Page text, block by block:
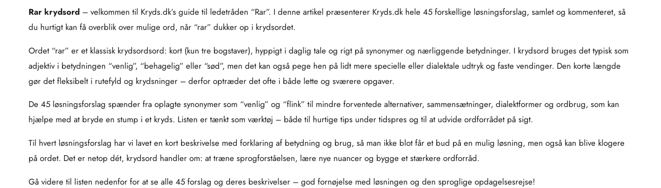
Rar krydsord– velkommen til Kryds.dk’s guide til ledetråden “Rar”. I denne artikel præsenterer Kryds.dk hele 45 forskellige løsningsforslag, samlet og kommenteret, så
du hurtigt kan få overblik over mulige ord, når “rar” dukker op i krydsordet.
Ordet “rar” er et klassisk krydsordsord: kort (kun tre bogstaver), hyppigt i daglig tale og rigt på synonymer og nærliggende betydninger. I krydsord bruges det typisk som
adjektiv i betydningen “venlig”, “behagelig” eller “sød”, men det kan også pege hen på lidt mere specielle eller dialektale udtryk og faste vendinger. Den korte længde
gør det fleksibelt i rutefyld og krydsninger – derfor optræder det ofte i både lette og sværere opgaver.
De 45 løsningsforslag spænder fra oplagte synonymer som “venlig” og “flink” til mindre forventede alternativer, sammensætninger, dialektformer og ordbrug, som kan
hjælpe med at bryde en stump i et kryds. Listen er tænkt som værktøj – både til hurtige tips under tidspres og til at udvide ordforrådet på sigt.
Til hvert løsningsforslag har vi lavet en kort beskrivelse med forklaring af betydning og brug, så man ikke blot får et bud på en mulig løsning, men også kan blive klogere
på ordet. Det er netop dét, krydsord handler om: at træne sprogforståelsen, lære nye nuancer og bygge et stærkere ordforråd.
Gå videre til listen nedenfor for at se alle 45 forslag og deres beskrivelser – god fornøjelse med løsningen og den sproglige opdagelsesrejse!